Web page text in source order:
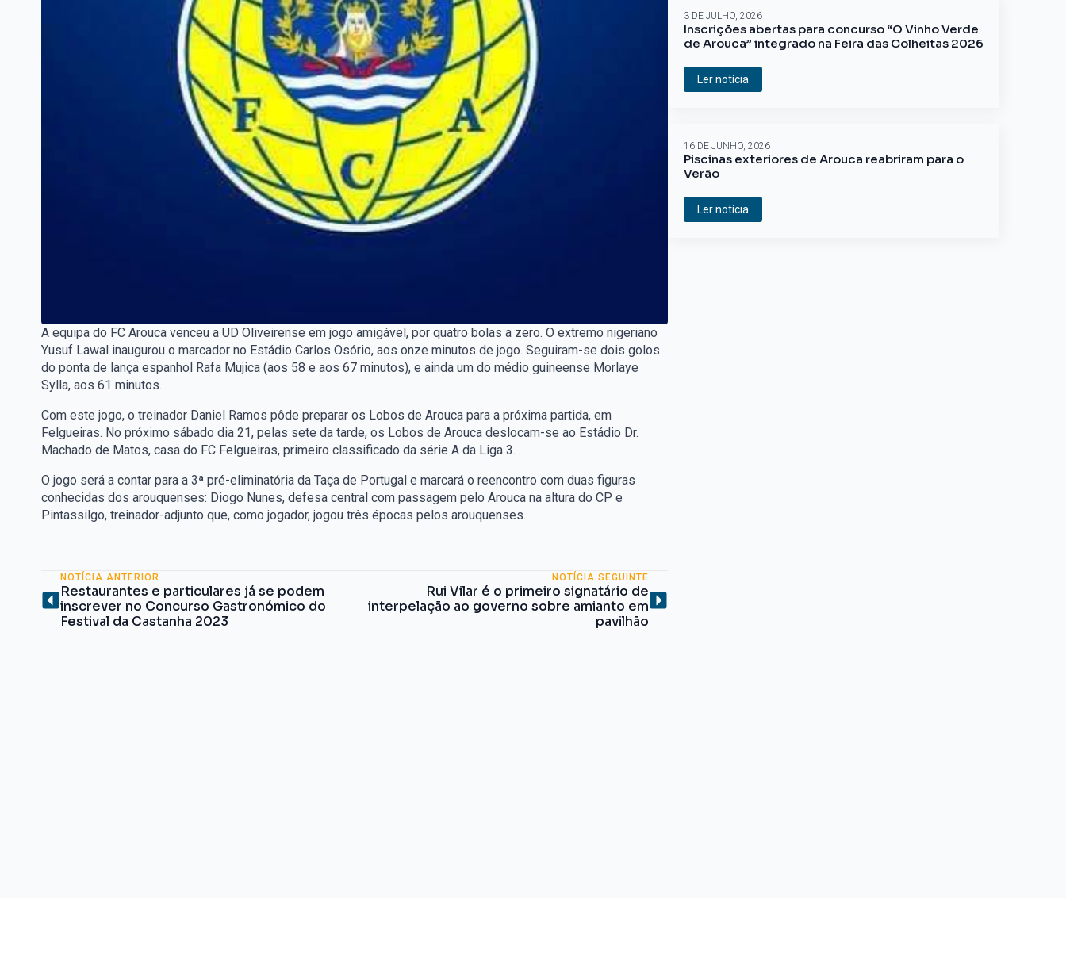
A equipa do FC Arouca venceu a UD Oliveirense em jogo amigável, por quatro bolas a zero. O extremo nigeriano
Yusuf Lawal inaugurou o marcador no Estádio Carlos Osório, aos onze minutos de jogo. Seguiram-se dois golos
do ponta de lança espanhol Rafa Mujica (aos 58 e aos 67 minutos), e ainda um do médio guineense Morlaye
Sylla, aos 61 minutos.
Com este jogo, o treinador Daniel Ramos pôde preparar os Lobos de Arouca para a próxima partida, em
Felgueiras. No próximo sábado dia 21, pelas sete da tarde, os Lobos de Arouca deslocam-se ao Estádio Dr.
Machado de Matos, casa do FC Felgueiras, primeiro classificado da série A da Liga 3.
O jogo será a contar para a 3ª pré-eliminatória da Taça de Portugal e marcará o reencontro com duas figuras
conhecidas dos arouquenses: Diogo Nunes, defesa central com passagem pelo Arouca na altura do CP e
Pintassilgo, treinador-adjunto que, como jogador, jogou três épocas pelos arouquenses.
NOTÍCIA ANTERIOR
Restaurantes e particulares já se podem
inscrever no Concurso Gastronómico do
Festival da Castanha 2023
NOTÍCIA SEGUINTE
Rui Vilar é o primeiro signatário de
interpelação ao governo sobre amianto em
pavilhão
Inscrições abertas para concurso “O Vinho Verde
de Arouca” integrado na Feira das Colheitas 2026
3 DE JULHO, 2026
Ler notícia
Piscinas exteriores de Arouca reabriram para o
Verão
16 DE JUNHO, 2026
Ler notícia